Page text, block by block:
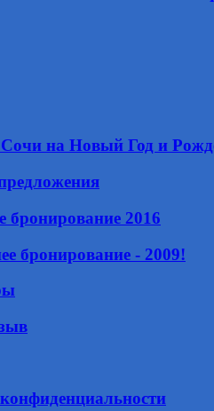
на Новый Год и
бронирование 2016
бронирование - 2009!